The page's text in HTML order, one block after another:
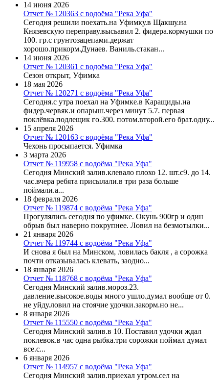
14 июня 2026
Отчет № 120363 с водоёма "Река Уфа"
Сегодня решили поехать.на Уфимку.в Щакшу.на
Князевскую переправу.высьавил 2. фидера.кормушки по
100. гр.с грунтозацепами.держат
хорошо.прикорм.Дунаев. Ваниль.стакан...
14 июня 2026
Отчет № 120361 с водоёма "Река Уфа"
Сезон открыт, Уфимка
18 мая 2026
Отчет № 120271 с водоёма "Река Уфа"
Сегодня.с утра поехал на Уфимке.в Каращиды.на
фидер.червяк.и опарыш.через минут 5.7. первая
поклёвка.подлещик го.300. потом.второй.его брат.одну...
15 апреля 2026
Отчет № 120163 с водоёма "Река Уфа"
Чехонь просыпается. Уфимка
3 марта 2026
Отчет № 119958 с водоёма "Река Уфа"
Сегодня Минский залив.клевало плохо 12. шт.с9. до 14.
час.вчера ребята присылали.в три раза больше
поймали.а...
18 февраля 2026
Отчет № 119874 с водоёма "Река Уфа"
Прогулялись сегодня по уфимке. Окунь 900гр и один
обрыв был наверно покрупнее. Ловил на безмотылки...
21 января 2026
Отчет № 119744 с водоёма "Река Уфа"
И снова я был на Минском, ловилась бакля , а сорожка
почти отказывалась клевать, заодно...
18 января 2026
Отчет № 118768 с водоёма "Река Уфа"
Сегодня Минский залив.мороз.23.
давление.высокое.воды много ушло.думал вообще от 0.
не уйду.ловил на стоячие удочки.закорм.но не...
8 января 2026
Отчет № 115550 с водоёма "Река Уфа"
Сегодня Минский залив.в 10. Поставил удочки ждал
поклевок.в час одна рыбка.три сорожки поймал думал
все.с...
6 января 2026
Отчет № 114957 с водоёма "Река Уфа"
Сегодня Минский залив.приехал утром.сел на